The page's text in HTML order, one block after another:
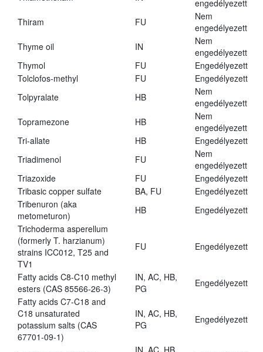
engedélyezett
Thiram
FU
Nem
engedélyezett
Thyme oil
IN
Nem
engedélyezett
Thymol
FU
Engedélyezett
Tolclofos-methyl
FU
Engedélyezett
Tolpyralate
HB
Nem
engedélyezett
Topramezone
HB
Nem
engedélyezett
Tri-allate
HB
Engedélyezett
Triadimenol
FU
Nem
engedélyezett
Triazoxide
FU
Engedélyezett
Tribasic copper sulfate
BA, FU
Engedélyezett
Tribenuron (aka
metometuron)
HB
Engedélyezett
Trichoderma asperellum
(formerly T. harzianum)
strains ICC012, T25 and
TV1
FU Engedélyezett
Fatty acids C8-C10 methyl
esters (CAS 85566-26-3)
IN, AC, HB,
PG
Engedélyezett
Fatty acids C7-C18 and
C18 unsaturated
potassium salts (CAS
67701-09-1)
IN, AC, HB,
PG
Engedélyezett